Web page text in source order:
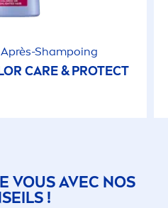
Shampoing
CARE&PROTECT
VOUS AVEC NOS
!